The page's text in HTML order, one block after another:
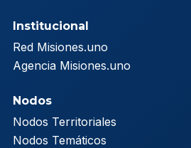
Institucional
Red Misiones.uno
Agencia Misiones.uno
Nodos
Nodos Territoriales
Nodos Temáticos